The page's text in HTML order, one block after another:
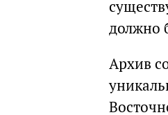
должно
Архив